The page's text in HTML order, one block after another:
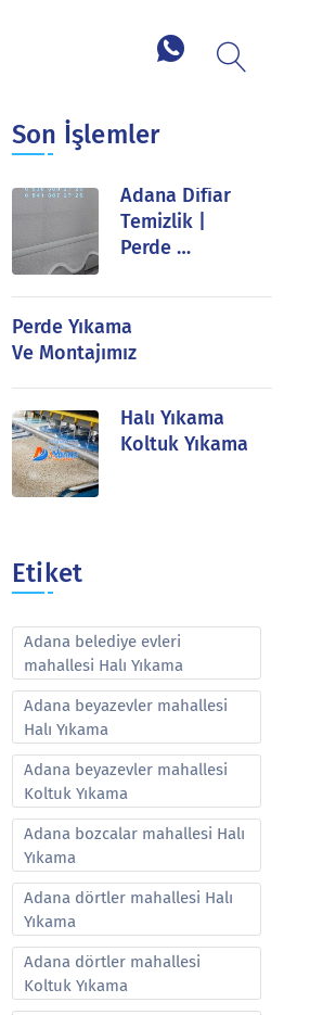
Son İşlemler
Adana Difiar
Temizlik |
Perde …
Perde Yıkama
Ve Montajımız
Halı Yıkama
Koltuk Yıkama
Etiket
Adana belediye evleri
mahallesi Halı Yıkama
Adana beyazevler mahallesi
Halı Yıkama
Adana beyazevler mahallesi
Koltuk Yıkama
Adana bozcalar mahallesi Halı
Yıkama
Adana dörtler mahallesi Halı
Yıkama
Adana dörtler mahallesi
Koltuk Yıkama